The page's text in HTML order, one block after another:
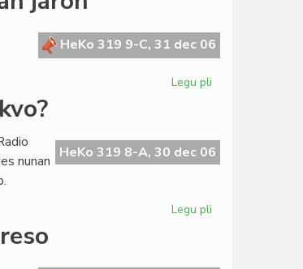
HeKo 319 9-C, 31 dec 06
Legu pli
prosperan
novan
HeKo 319 8-A, 30 dec 06
nunan
Legu pli